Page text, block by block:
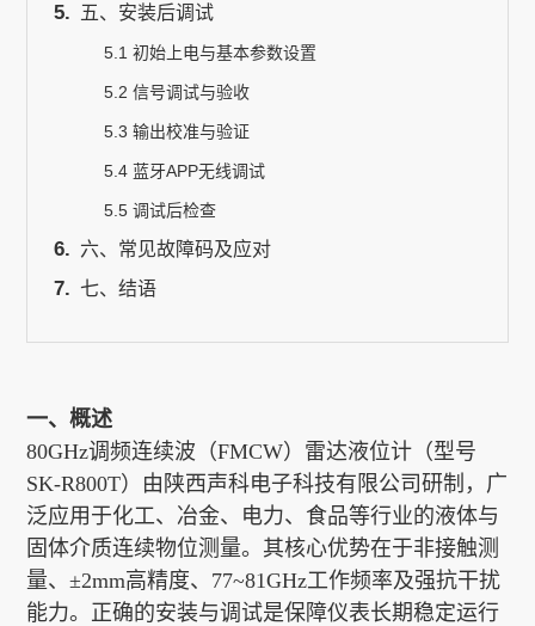
五、安装后调试
5.1 初始上电与基本参数设置
5.2 信号调试与验收
5.3 输出校准与验证
5.4 蓝牙APP无线调试
5.5 调试后检查
六、常见故障码及应对
七、结语
一、概述
80GHz调频连续波（FMCW）雷达液位计（型号
SK-R800T）由陕西声科电子科技有限公司研制，广
泛应用于化工、冶金、电力、食品等行业的液体与
固体介质连续物位测量。其核心优势在于非接触测
量、±2mm高精度、77~81GHz工作频率及强抗干扰
能力。正确的安装与调试是保障仪表长期稳定运行